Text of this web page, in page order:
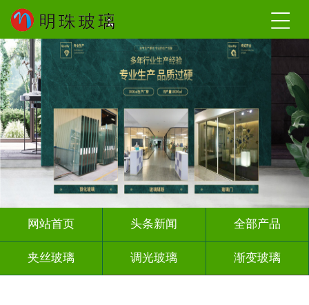
网站首页 头条新闻 全部产品
夹丝玻璃 调光玻璃 渐变玻璃